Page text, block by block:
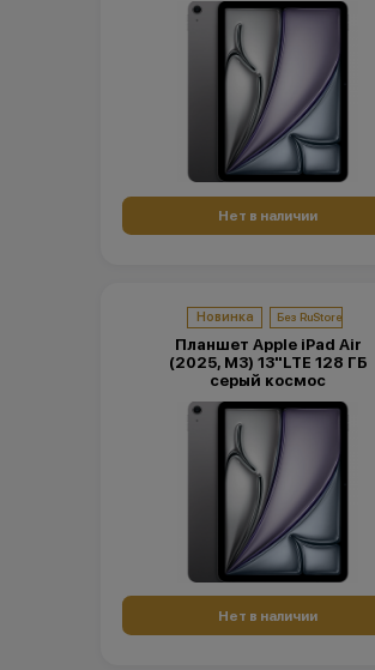
Нет в наличии
Новинка
Планшет Apple iPad Air
(2025, M3) 13"LTE 128 ГБ
серый космос
Нет в наличии